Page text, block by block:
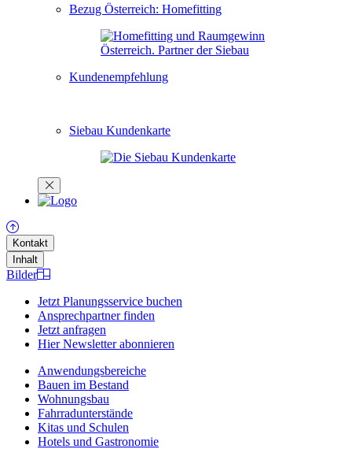
Bezug Österreich: Homefitting
Kundenempfehlung
Siebau Kundenkarte
Kontakt
Inhalt
Bilder
Jetzt Planungsservice buchen
Ansprechpartner finden
Jetzt anfragen
Hier Newsletter abonnieren
Anwendungsbereiche
Bauen im Bestand
Wohnungsbau
Fahrradunterstände
Kitas und Schulen
Hotels und Gastronomie